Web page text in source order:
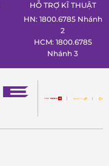
HỖ TRỢ KĨ THUẬT
HN: 1800.6785 Nhánh
2
HCM: 1800.6785
Nhánh 3